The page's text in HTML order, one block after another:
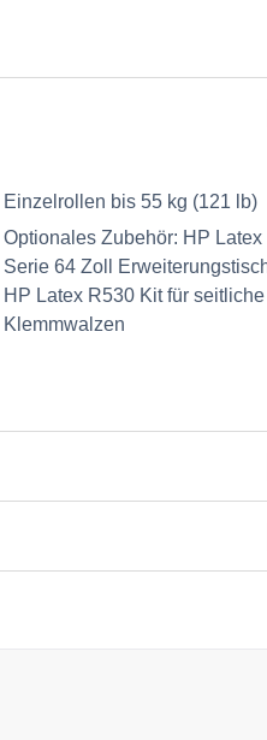
Einzelrollen bis 55 kg (121 lb)
Optionales Zubehör: HP Latex
Serie 64 Zoll
HP Latex R530 Kit für seitliche
Klemmwalzen